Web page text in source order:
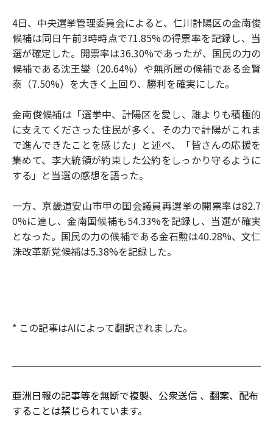
4日、中央選挙管理委員会によると、仁川計陽区の金南俊
候補は同日午前3時時点で71.85%の得票率を記録し、当
選が確定した。開票率は36.30%であったが、国民の力の
候補である沈王燮（20.64%）や無所属の候補である金賢
泰（7.50%）を大きく上回り、勝利を確実にした。
金南俊候補は「選挙中、計陽区を愛し、誰よりも積極的
に支えてくださった住民が多く、その力で計陽がこれま
で進んできたことを感じた」と述べ、「皆さんの応援を
集めて、李大統領が約束した公約をしっかり守るように
する」と当選の感想を語った。
一方、京畿道安山市甲の国会議員再選挙の開票率は82.7
0%に達し、金南国候補も54.33%を記録し、当選が確実
となった。国民の力の候補である金石勲は40.28%、文仁
洙改革新党候補は5.38%を記録した。
* この記事はAIによって翻訳されました。
亜洲日報の記事等を無断で複製、公衆送信 、翻案、配布
することは禁じられています。